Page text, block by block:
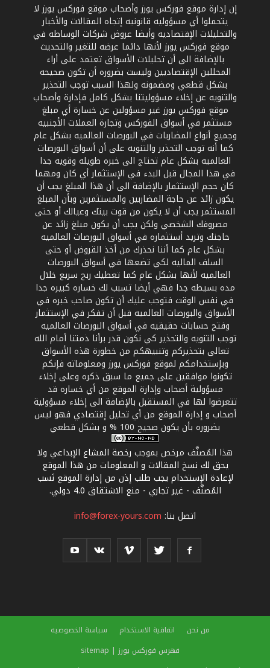
إن إدارة موقع فوركس يورز وأصحاب موقع فوركس يورز لا
يتحملوا أي مسؤوليه قانونيه إتجاه المقالات والأخبار
والتحليلات الإقتصاديه وأيضا عروض شركات الوساطه في
موقع فوركس يورز لأنها دائما عرضه للتغير والتحديث
بالإضافة الى أن تحليلات الأسواق تعتمد على أراء
المحللين الإقتصاديين وليست بضروره أن تكون صحيحه
بشكل قطعي ومضمونه ولهذا السبب توجب التحذير
والتنويه عن إخلاء مسؤوليتنا بشكل كامل فإدارة وأصحاب
موقع فوركس يورز غير مسؤولين عن خسارة أي مبلغ
مستثمر في أسواق الفوركس وتجارة العملات الأجنبيه
وجميع أنواع المضاربات في البورصات العالميه بشكل عام
كما أنه توجب التحذير والتنويه على أن أسواق البورصات
العالميه بشكل عام تحتاج الى خبره طويله وقويه جدا
في هذا المجال قبل البدء في الإستثمار أي كان ومهما
كان حجم الإستثمار بالإضافة الى أن هذا المبلغ يجب أن
يكون زائد عن حاجة المضاربين والمستثمرين وبأن المبلغ
المستثمر يجب أن لا يكون من قوت بيتك وعيالك أو حتى
مصروفك الشخصي ولكن يجب أن يكون مبلغ زائد عن
حاجتك وتريد أستثماره في أسواق البورصات العالميه
بشكل عام كما أننا نحذرك من أخذ القروض أو حتى
السلف الماليه لكي تضعها في أسواق البورصات
العالميه لأنها بشكل عام كما تعطيك ربح سريع خلال
مده بسيطه جدا فهي أيضا تسبب لك خساره كبيره جدا
في نفس الوقت فتوجب عليك أن تكون صاحب خبره في
الأسواق والبورصات العالميه قبل أن تفكر في الإستثمار
وفتح حسابات حقيقيه في أسواق البورصات العالميه
توجب التنويه والتحذير كي نكون قدر برأنا ذمتنا أمام الله
تعالى بتحذيركم وتنبيهكم من خطورة هذه الأسواق
وبإستخدامكم لموقع فوركس يورز ومعلوماته فإنكم
تكونوا موافقين على جميع ما سبق ذكره وعلى إخلاء
مسؤولية أصحاب وإدارة الموقع من أي خساره قد
تتعرضوا لها في المستقبل بالإضافة الى إخلاء مسؤولية
أصحاب و إدارة الموقع من أي تحليل إقتصادي فهو ليس
بضروره بأن يكون صحيح 100 % و بشكل قطعي
هذا المُصنَّف مرخص بموجب رخصة المشاع الإبداعي ولا
يحق لك نسخ المقالات و المعلومات من هذا الموقع
لإعادة الإستخدام يجب طلب إذن من إدارة الموقع نَسب
المُصنَّف - غير تجاري - منع الاشتقاق 4.0 دولي
.
اتصل بنا: info@forex-yours.com
من نحن اتفاقية الاستخدام
سياسة الخصوصيه
فهرس فوركس يورز | sitemap